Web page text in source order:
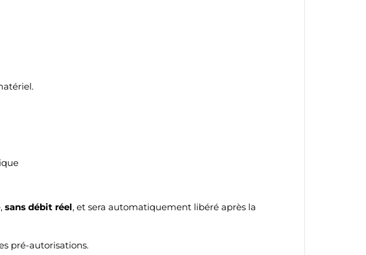
sans débit réel, et sera automatiquement libéré après la
pré-autorisations.